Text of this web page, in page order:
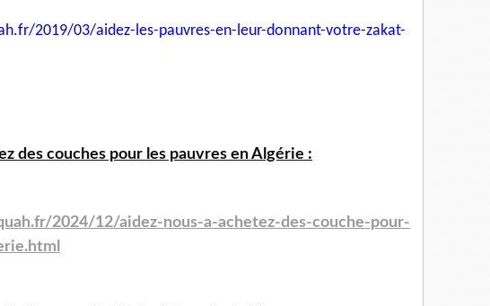
2019/03/aidez-les-pauvres-en-leur-donnant-votre-zakat-
des couches pour les pauvres en Algérie :
2024/12/aidez-nous-a-achetez-des-couche-pour-